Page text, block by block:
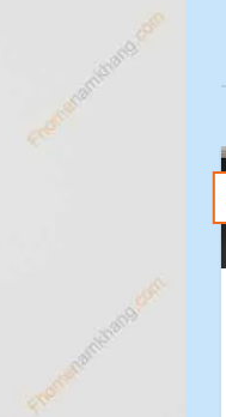
Tay nắm tủ – Nâng
tầm không gian với
ưu đãi 20%
Mỗi chi tiết nhỏ trong